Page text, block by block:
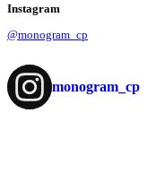
Instagram
@monogram_cp
monogram_cp